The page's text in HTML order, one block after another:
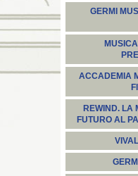
GERMI
ACCADEMIA
REWIND. LA
FUTURO AL